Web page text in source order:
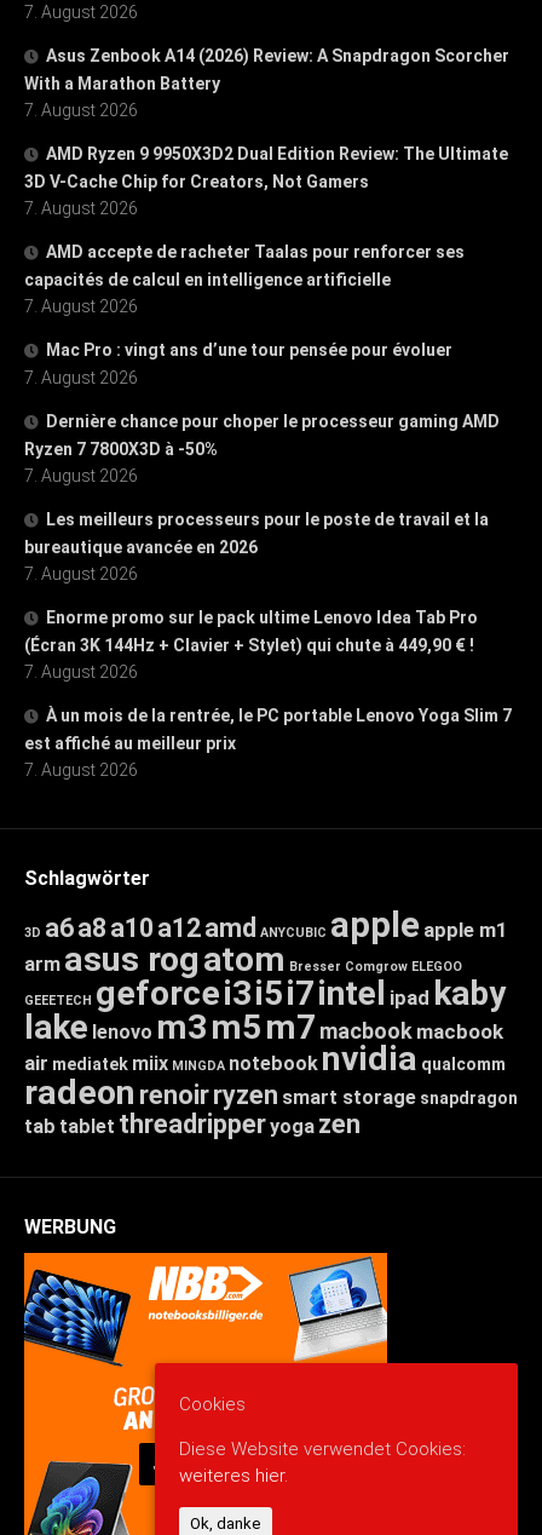
7. August 2026
Asus Zenbook A14 (2026) Review: A Snapdragon Scorcher
With a Marathon Battery
7. August 2026
AMD Ryzen 9 9950X3D2 Dual Edition Review: The Ultimate
3D V-Cache Chip for Creators, Not Gamers
7. August 2026
AMD accepte de racheter Taalas pour renforcer ses
capacités de calcul en intelligence artificielle
7. August 2026
Mac Pro : vingt ans d’une tour pensée pour évoluer
7. August 2026
Dernière chance pour choper le processeur gaming AMD
Ryzen 7 7800X3D à -50%
7. August 2026
Les meilleurs processeurs pour le poste de travail et la
bureautique avancée en 2026
7. August 2026
Enorme promo sur le pack ultime Lenovo Idea Tab Pro
(Écran 3K 144Hz + Clavier + Stylet) qui chute à 449,90 € !
7. August 2026
À un mois de la rentrée, le PC portable Lenovo Yoga Slim 7
est affiché au meilleur prix
7. August 2026
Schlagwörter
3D a6a8 a10 a12amd ANYCUBIC apple apple m1
arm asus rogatom Bresser Comgrow ELEGOO
GEEETECH geforcei3i5i7intel ipad kaby
lake lenovo m3m5m7 macbook macbook
air mediatek miix MINGDA notebook nvidia qualcomm
radeon renoirryzen smart storage snapdragon
tab tablet threadripperyoga zen
WERBUNG
Cookies
Diese Website verwendet Cookies:
weiteres hier.
Ok, danke